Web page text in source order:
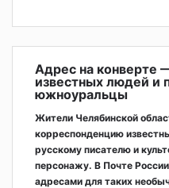
Адрес на конверте
известных людей и
южноуральцы
Жители Челябинской
корреспонденцию
русскому писателю и
персонажу. В Почте
адресами для таких